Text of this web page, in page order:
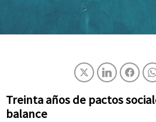
Treinta años de pactos
balance